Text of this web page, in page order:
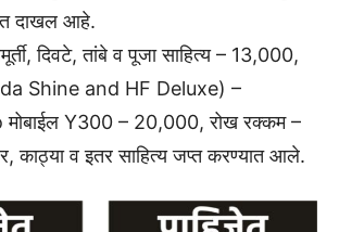
दाखल आहे.
दिवटे, तांबे व पूजा साहित्य – 13,000,
Shine and HF Deluxe) –
Y300 – 20,000, रोख रक्कम –
काठ्या व इतर साहित्य जप्त करण्यात आले.